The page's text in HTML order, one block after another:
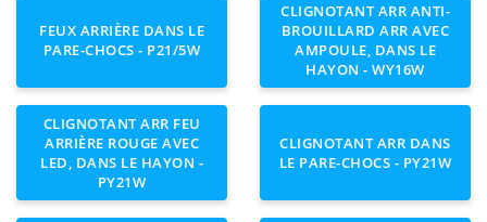
FEUX ARRIÈRE DANS LE
PARE-CHOCS - P21/5W
CLIGNOTANT ARR ANTI-
BROUILLARD ARR AVEC
AMPOULE, DANS LE
HAYON - WY16W
CLIGNOTANT ARR FEU
ARRIÈRE ROUGE AVEC
LED, DANS LE HAYON -
PY21W
CLIGNOTANT ARR DANS
LE PARE-CHOCS - PY21W